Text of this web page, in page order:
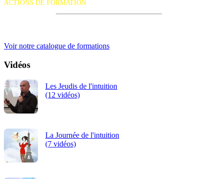
ACTIONS DE FORMATION
Voir notre catalogue de formations
Vidéos
Les Jeudis de l'intuition
(12 vidéos)
La Journée de l'intuition
(7 vidéos)